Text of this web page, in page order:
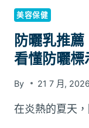
址
必
備
美容保健
防曬乳推
看懂防曬標
By 21 7 月, 2026
在炎熱的夏天